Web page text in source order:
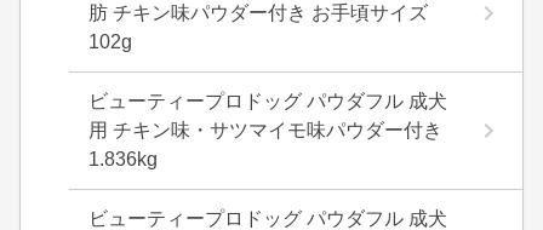
肪 チキン味パウダー付き お手頃サイズ
102g
ビューティープロドッグ パウダフル 成犬
用 チキン味・サツマイモ味パウダー付き
1.836kg
ビューティープロドッグ パウダフル 成犬